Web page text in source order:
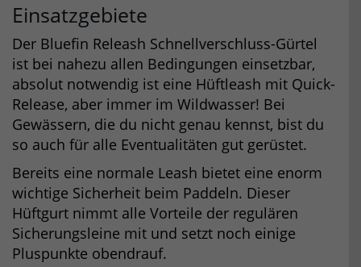
Einsatzgebiete
Der Bluefin Releash Schnellverschluss-Gürtel
ist bei nahezu allen Bedingungen einsetzbar,
absolut notwendig ist eine Hüftleash mit Quick-
Release, aber immer im Wildwasser! Bei
Gewässern, die du nicht genau kennst, bist du
so auch für alle Eventualitäten gut gerüstet.
Bereits eine normale Leash bietet eine enorm
wichtige Sicherheit beim Paddeln. Dieser
Hüftgurt nimmt alle Vorteile der regulären
Sicherungsleine mit und setzt noch einige
Pluspunkte obendrauf.